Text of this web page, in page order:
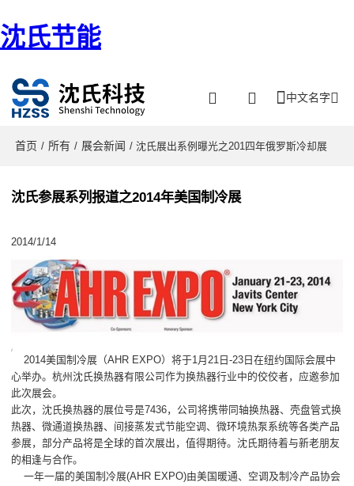
沈氏节能
中文名字
首页 / 所有 / 展会新闻 / 沈氏展出系例曝光之201四年俄罗斯冷却展
沈氏参展系列报道之2014年美国制冷展
2014/1/14
2014美国制冷展（AHR EXPO）将于1月21日-23日在纽约国际会展中
心举办。杭州沈氏换热器有限公司作为换热器行业中的佼佼者，应邀参加
此次展会。
此次，沈氏换热器的展位号是7436，公司将携带同轴换热器、壳盘管式换
热器、微通道换热器、间接蒸发式节能空调、微环境热泵系统等各类产品
参展，部分产品将是全球的首次展出，值得期待。沈氏期待着与新老朋友
的相逢与合作。
一年一届的美国制冷展(AHR EXPO)由美国暖通、空调及制冷产品协会